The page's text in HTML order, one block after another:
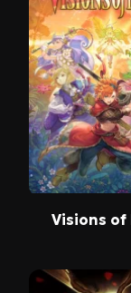
Visions of